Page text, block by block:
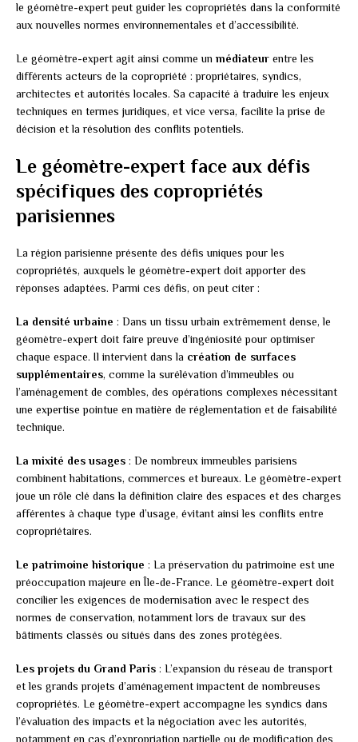
le géomètre-expert peut guider les copropriétés dans la conformité
aux nouvelles normes environnementales et d’accessibilité.
Le géomètre-expert agit ainsi comme un médiateur entre les
différents acteurs de la copropriété : propriétaires, syndics,
architectes et autorités locales. Sa capacité à traduire les enjeux
techniques en termes juridiques, et vice versa, facilite la prise de
décision et la résolution des conflits potentiels.
Le géomètre-expert face aux défis
spécifiques des copropriétés
parisiennes
La région parisienne présente des défis uniques pour les
copropriétés, auxquels le géomètre-expert doit apporter des
réponses adaptées. Parmi ces défis, on peut citer :
La densité urbaine : Dans un tissu urbain extrêmement dense, le
géomètre-expert doit faire preuve d’ingéniosité pour optimiser
chaque espace. Il intervient dans la création de surfaces
supplémentaires, comme la surélévation d’immeubles ou
l’aménagement de combles, des opérations complexes nécessitant
une expertise pointue en matière de réglementation et de faisabilité
technique.
La mixité des usages : De nombreux immeubles parisiens
combinent habitations, commerces et bureaux. Le géomètre-expert
joue un rôle clé dans la définition claire des espaces et des charges
afférentes à chaque type d’usage, évitant ainsi les conflits entre
copropriétaires.
Le patrimoine historique : La préservation du patrimoine est une
préoccupation majeure en Île-de-France. Le géomètre-expert doit
concilier les exigences de modernisation avec le respect des
normes de conservation, notamment lors de travaux sur des
bâtiments classés ou situés dans des zones protégées.
Les projets du Grand Paris : L’expansion du réseau de transport
et les grands projets d’aménagement impactent de nombreuses
copropriétés. Le géomètre-expert accompagne les syndics dans
l’évaluation des impacts et la négociation avec les autorités,
notamment en cas d’expropriation partielle ou de modification des